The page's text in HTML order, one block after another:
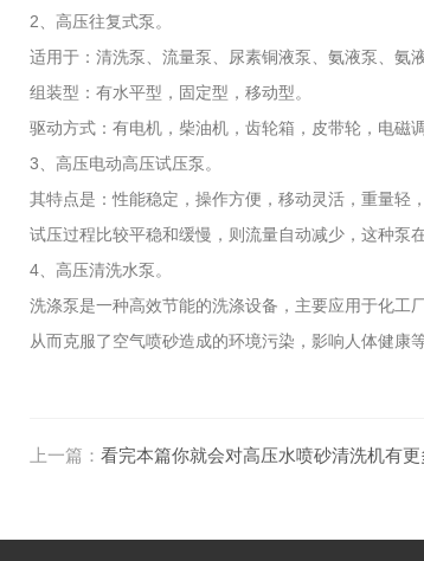
2、高压往复式泵。
适用于：清洗泵、流量泵、尿素铜液泵、氨液泵、氨
组装型：有水平型，固定型，移动型。
驱动方式：有电机，柴油机，齿轮箱，皮带轮，电磁
3、高压电动高压试压泵。
其特点是：性能稳定，操作方便，移动灵活，重量轻
试压过程比较平稳和缓慢，则流量自动减少，这种泵
4、高压清洗水泵。
洗涤泵是一种高效节能的洗涤设备，主要应用于化工
从而克服了空气喷砂造成的环境污染，影响人体健康
上一篇： 看完本篇你就会对高压水喷砂清洗机有